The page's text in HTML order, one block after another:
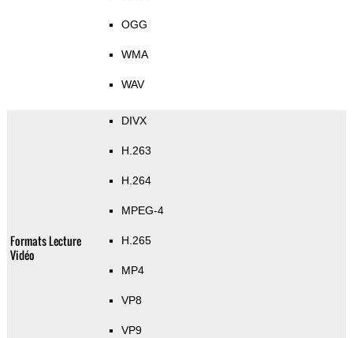
OGG
WMA
WAV
Formats Lecture
Vidéo
DIVX
H.263
H.264
MPEG-4
H.265
MP4
VP8
VP9